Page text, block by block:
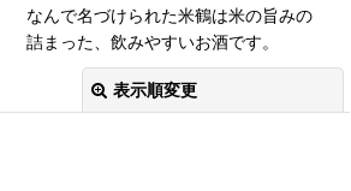
なんで名づけられた米鶴は米の旨みの
詰まった、飲みやすいお酒です。
表示順変更